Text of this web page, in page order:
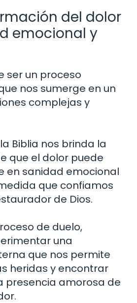
del dolor
emocional y
ser un proceso
nos sumerge en un
complejas y
Biblia nos brinda la
que el dolor puede
en sanidad emocional
que confiamos
de Dios.
de duelo,
una
que nos permite
heridas y encontrar
presencia amorosa de